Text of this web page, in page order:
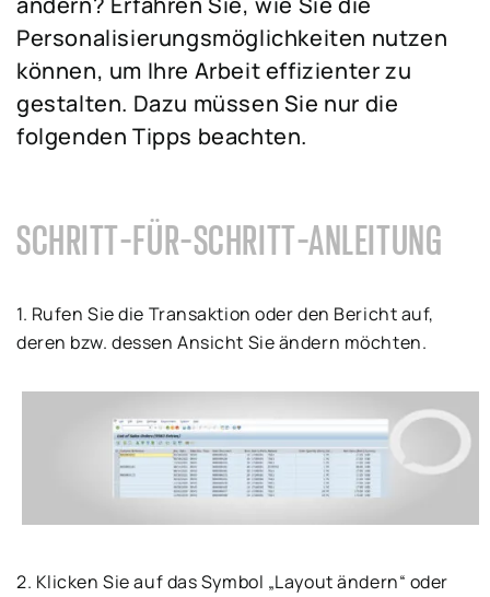
Personalisierungsmöglichkeiten nutzen
können, um Ihre Arbeit effizienter zu
gestalten. Dazu müssen Sie nur die
folgenden Tipps beachten.
SCHRITT-FÜR-SCHRITT-ANLEITUNG
1. Rufen Sie die Transaktion oder den Bericht auf,
deren bzw. dessen Ansicht Sie ändern möchten.
2. Klicken Sie auf das Symbol „Layout ändern“ oder